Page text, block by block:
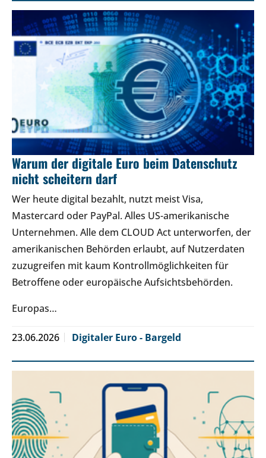
Warum der digitale Euro beim Datenschutz
nicht scheitern darf
Wer heute digital bezahlt, nutzt meist Visa,
Mastercard oder PayPal. Alles US-amerikanische
Unternehmen. Alle dem CLOUD Act unterworfen, der
amerikanischen Behörden erlaubt, auf Nutzerdaten
zuzugreifen mit kaum Kontrollmöglichkeiten für
Betroffene oder europäische Aufsichtsbehörden.
Europas…
23.06.2026 Digitaler Euro - Bargeld